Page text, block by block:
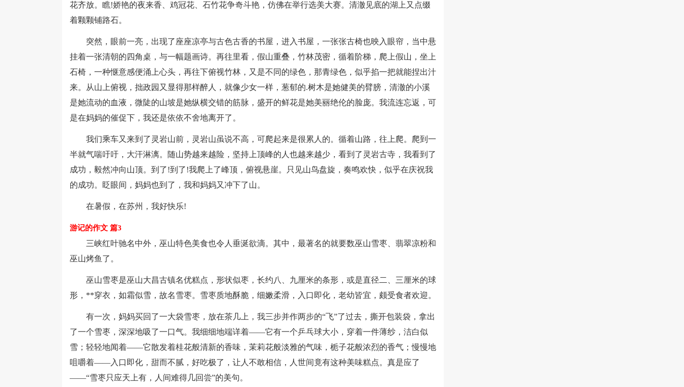
花齐放。瞧!娇艳的夜来香、鸡冠花、石竹花争奇斗艳，仿佛在举行选美大赛。清澈见底的湖上又点缀
着颗颗铺路石。
突然，眼前一亮，出现了座座凉亭与古色古香的书屋，进入书屋，一张张古椅也映入眼帘，当中悬
挂着一张清朝的四角桌，与一幅题画诗。再往里看，假山重叠，竹林茂密，循着阶梯，爬上假山，坐上
石椅，一种惬意感便涌上心头，再往下俯视竹林，又是不同的绿色，那青绿色，似乎掐一把就能捏出汁
来。从山上俯视，拙政园又显得那样醉人，就像少女一样，葱郁的.树木是她健美的臂膀，清澈的小溪
是她流动的血液，微陡的山坡是她纵横交错的筋脉，盛开的鲜花是她美丽绝伦的脸庞。我流连忘返，可
是在妈妈的催促下，我还是依依不舍地离开了。
我们乘车又来到了灵岩山前，灵岩山虽说不高，可爬起来是很累人的。循着山路，往上爬。爬到一
半就气喘吁吁，大汗淋漓。随山势越来越险，坚持上顶峰的人也越来越少，看到了灵岩古寺，我看到了
成功，毅然冲向山顶。到了!到了!我爬上了峰顶，俯视悬崖。只见山鸟盘旋，奏鸣欢快，似乎在庆祝我
的成功。眨眼间，妈妈也到了，我和妈妈又冲下了山。
在暑假，在苏州，我好快乐!
游记的作文 篇3
三峡红叶驰名中外，巫山特色美食也令人垂涎欲滴。其中，最著名的就要数巫山雪枣、翡翠凉粉和
巫山烤鱼了。
巫山雪枣是巫山大昌古镇名优糕点，形状似枣，长约八、九厘米的条形，或是直径二、三厘米的球
形，**穿衣，如霜似雪，故名雪枣。雪枣质地酥脆，细嫩柔滑，入口即化，老幼皆宜，颇受食者欢迎。
有一次，妈妈买回了一大袋雪枣，放在茶几上，我三步并作两步的“飞”了过去，撕开包装袋，拿出
了一个雪枣，深深地吸了一口气。我细细地端详着——它有一个乒乓球大小，穿着一件薄纱，洁白似
雪；轻轻地闻着——它散发着桂花般清新的香味，茉莉花般淡雅的气味，栀子花般浓烈的香气；慢慢地
咀嚼着——入口即化，甜而不腻，好吃极了，让人不敢相信，人世间竟有这种美味糕点。真是应了
——“雪枣只应天上有，人间难得几回尝”的美句。